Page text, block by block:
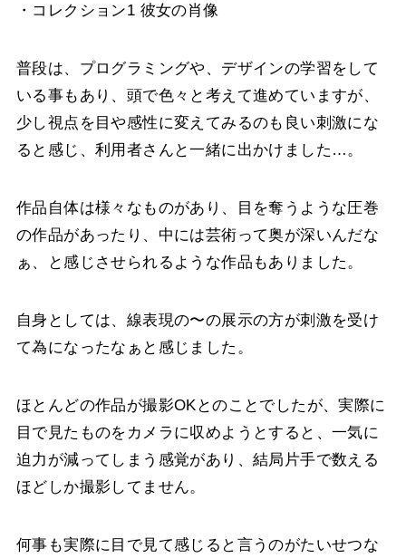
・コレクション1 彼女の肖像
普段は、プログラミングや、デザインの学習をして
いる事もあり、頭で色々と考えて進めていますが、
少し視点を目や感性に変えてみるのも良い刺激にな
ると感じ、利用者さんと一緒に出かけました…。
作品自体は様々なものがあり、目を奪うような圧巻
の作品があったり、中には芸術って奥が深いんだな
ぁ、と感じさせられるような作品もありました。
自身としては、線表現の〜の展示の方が刺激を受け
て為になったなぁと感じました。
ほとんどの作品が撮影OKとのことでしたが、実際に
目で見たものをカメラに収めようとすると、一気に
迫力が減ってしまう感覚があり、結局片手で数える
ほどしか撮影してません。
何事も実際に目で見て感じると言うのがたいせつな